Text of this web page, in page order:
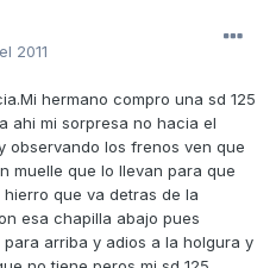
2011
hermano compro una sd 125
ahi mi sorpresa no hacia el
observando los frenos ven que
muelle que lo llevan para que
que va detras de la
esa chapilla abajo pues
arriba y adios a la holgura y